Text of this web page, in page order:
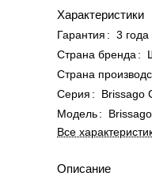
Характеристики
Гарантия : 3 года
Страна бренда :
Страна
Серия :
Brissago
Модель:
Все
Описание